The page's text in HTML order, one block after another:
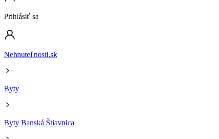
Prihlásiť sa
Nehnuteľnosti.sk
Byty
Byty Banská Štiavnica